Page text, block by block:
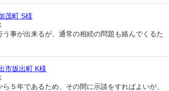
茂町 S様
事が出来るが、通常の相続の問題も絡んでくるた
市坂出町 K様
５年であるため、その間に示談をすればよいが、